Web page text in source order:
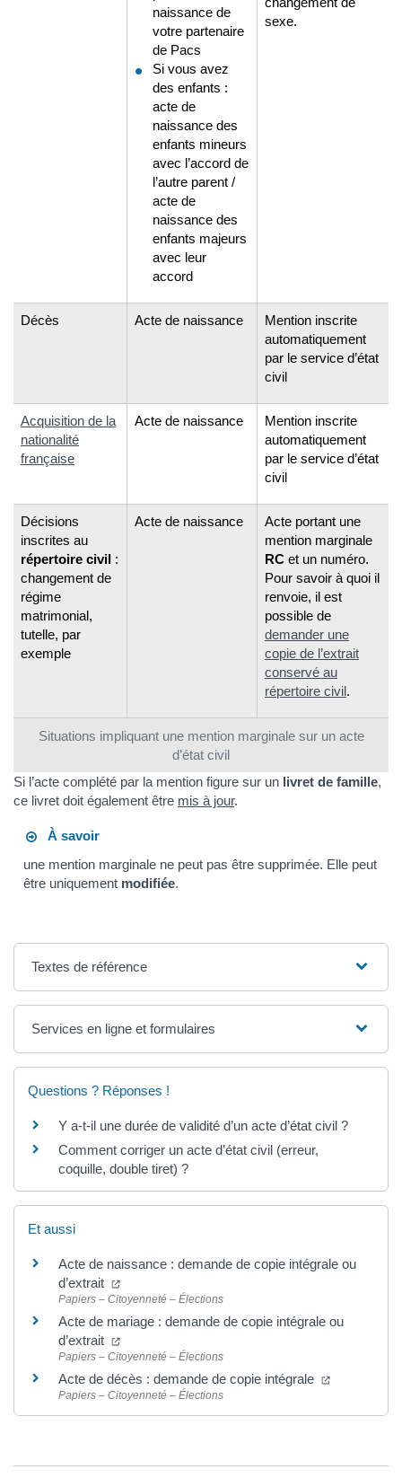
Situations impliquant une mention marginale sur un acte
d’état civil
naissance de
votre partenaire
de Pacs
Si vous avez
des enfants :
acte de
naissance des
enfants mineurs
avec l’accord de
l’autre parent /
acte de
naissance des
enfants majeurs
avec leur
accord
sexe.
Décès Acte de naissance
Mention inscrite
automatiquement
par le service d’état
civil
Acquisition de la
nationalité
française
Acte de naissance
Mention inscrite
automatiquement
par le service d’état
civil
Décisions
inscrites au
répertoire civil :
changement de
régime
matrimonial,
tutelle, par
exemple
Acte de naissance
Acte portant une
mention marginale
RC et un numéro.
Pour savoir à quoi il
renvoie, il est
possible de
demander une
copie de l’extrait
conservé au
répertoire civil.
Si l’acte complété par la mention figure sur un livret de famille,
ce livret doit également être mis à jour.
À savoir
une mention marginale ne peut pas être supprimée. Elle peut
être uniquement modifiée.
Textes de référence
Services en ligne et formulaires
Questions ? Réponses !
Y a-t-il une durée de validité d’un acte d’état civil ?
Comment corriger un acte d’état civil (erreur,
coquille, double tiret) ?
Et aussi
Acte de naissance : demande de copie intégrale ou
d’extrait
Papiers – Citoyenneté – Élections
Acte de mariage : demande de copie intégrale ou
d’extrait
Papiers – Citoyenneté – Élections
Acte de décès : demande de copie intégrale
Papiers – Citoyenneté – Élections